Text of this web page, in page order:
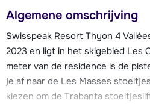
Algemene omschrijving
Swisspeak Resort Thyon 4
2023 en ligt in het skigebied Les
meter van de residence is de
je af naar de Les Masses
kiezen om de Trabanta